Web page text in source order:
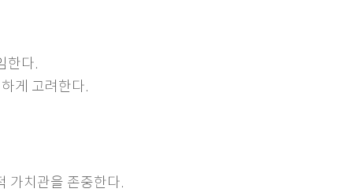
한다.
게 고려한다.
가치관을 존중한다.